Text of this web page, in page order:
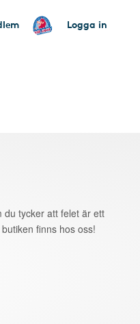
Logga in
du tycker att felet är ett
finns hos oss!